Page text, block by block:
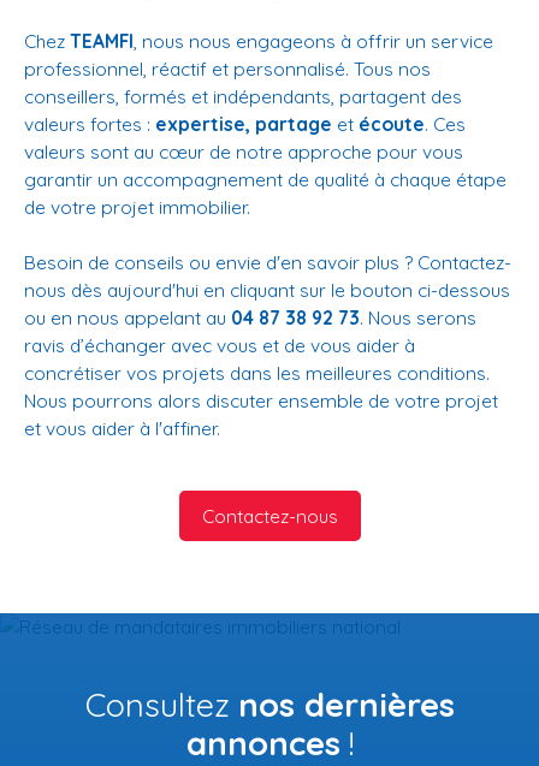
Chez TEAMFI, nous nous engageons à offrir un service
professionnel, réactif et personnalisé. Tous nos
conseillers, formés et indépendants, partagent des
valeurs fortes : expertise, partage et écoute. Ces
valeurs sont au cœur de notre approche pour vous
garantir un accompagnement de qualité à chaque étape
de votre projet immobilier.
Besoin de conseils ou envie d'en savoir plus ? Contactez-
nous dès aujourd'hui en cliquant sur le bouton ci-dessous
ou en nous appelant au 04 87 38 92 73. Nous serons
ravis d’échanger avec vous et de vous aider à
concrétiser vos projets dans les meilleures conditions.
Nous pourrons alors discuter ensemble de votre projet
et vous aider à l'affiner.
Contactez-nous
Consultez nos dernières
annonces !